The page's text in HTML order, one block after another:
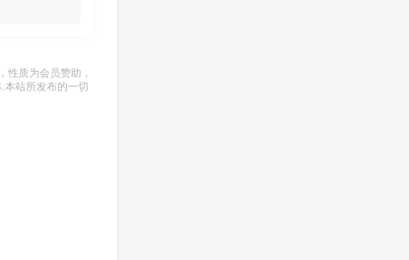
性质为会员赞助，
站所发布的一切